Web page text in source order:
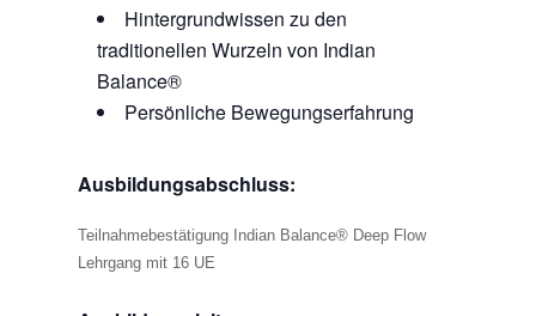
Hintergrundwissen zu den
traditionellen Wurzeln von Indian
Balance®
Persönliche Bewegungserfahrung
Ausbildungsabschluss:
Teilnahmebestätigung Indian Balance® Deep Flow
Lehrgang mit 16 UE